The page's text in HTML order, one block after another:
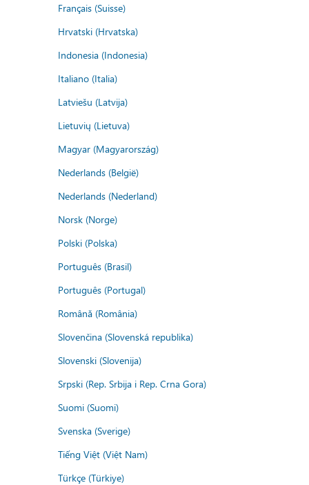
Français (Suisse)
Hrvatski (Hrvatska)
Indonesia (Indonesia)
Italiano (Italia)
Latviešu (Latvija)
Lietuvių (Lietuva)
Magyar (Magyarország)
Nederlands (België)
Nederlands (Nederland)
Norsk (Norge)
Polski (Polska)
Português (Brasil)
Português (Portugal)
Română (România)
Slovenčina (Slovenská republika)
Slovenski (Slovenija)
Srpski (Rep. Srbija i Rep. Crna Gora)
Suomi (Suomi)
Svenska (Sverige)
Tiếng Việt (Việt Nam)
Türkçe (Türkiye)